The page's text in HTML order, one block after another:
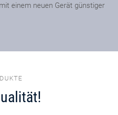
einem neuen Gerät günstiger